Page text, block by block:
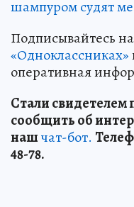
шампуром судят
Подписывайтесь
«Одноклассниках»
оперативная
Стали свидетелем
сообщить об
нашчат-бот.
48-78.